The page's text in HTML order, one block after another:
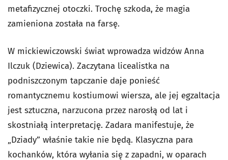
metafizycznej otoczki. Trochę szkoda, że magia
zamieniona została na farsę.
W mickiewiczowski świat wprowadza widzów Anna
Ilczuk (Dziewica). Zaczytana licealistka na
podniszczonym tapczanie daje ponieść
romantycznemu kostiumowi wiersza, ale jej egzaltacja
jest sztuczna, narzucona przez narosłą od lat i
skostniałą interpretację. Zadara manifestuje, że
„Dziady” właśnie takie nie będą. Klasyczna para
kochanków, która wyłania się z zapadni, w oparach